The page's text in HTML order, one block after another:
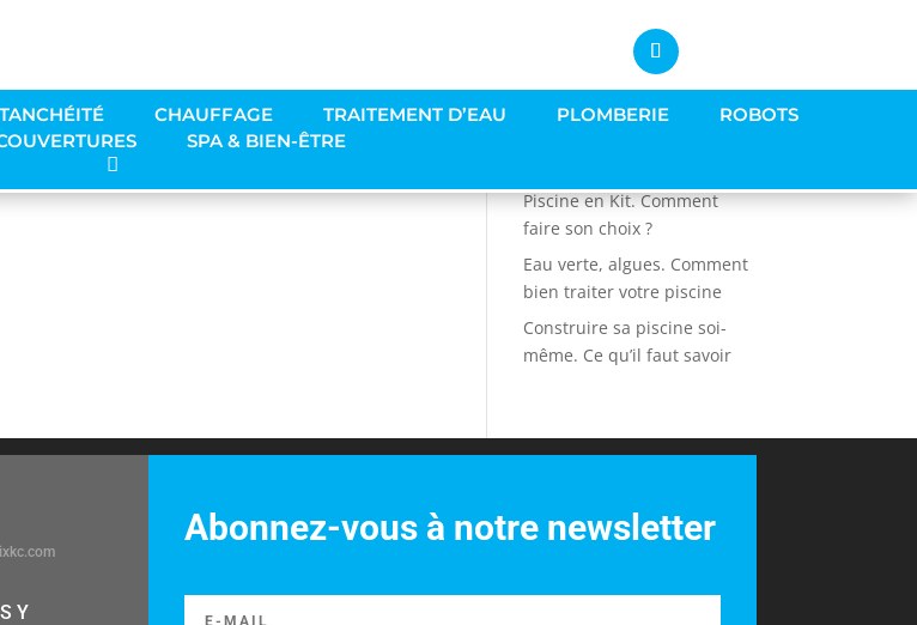
CHAUFFAGE TRAITEMENT D’EAU PLOMBERIE
ROBOTS
SPA & BIEN-ÊTRE
Piscine en Kit. Comment
faire son choix ?
Eau verte, algues. Comment
bien traiter votre piscine
Construire sa piscine soi-
même. Ce qu’il faut savoir
Y
Abonnez-vous à notre newsletter